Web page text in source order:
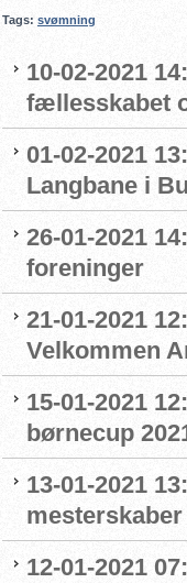
Tags: svømning
10-02-2021
fællesskabet
01-02-2021
Langbane i
26-01-2021
foreninger
21-01-2021
Velkommen
15-01-2021
børnecup
13-01-2021
mesterskaber
12-01-2021